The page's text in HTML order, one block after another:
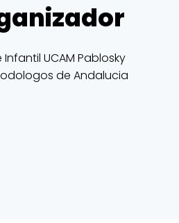
UCAM Pablosky
de Andalucia